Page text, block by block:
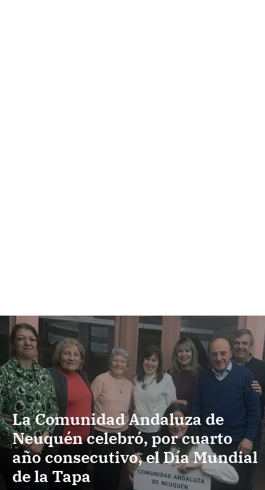
La Comunidad Andaluza de
Neuquén celebró, por cuarto
año consecutivo, el Día Mundial
de la Tapa